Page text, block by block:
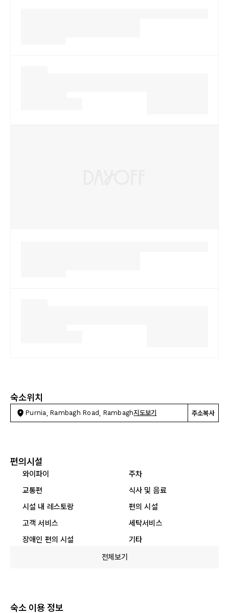
숙소위치
Purnia, Rambagh Road, Rambagh지도보기 주소복사
편의시설
와이파이
주차
교통편
식사 및 음료
시설 내 레스토랑
편의 시설
고객 서비스
세탁서비스
장애인 편의 시설
기타
전체보기
숙소 이용 정보